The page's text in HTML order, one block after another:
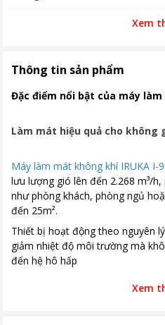
Cảm
Nơi sản xuất
Khoảng giá
Từ 2 -
Xem
Thông tin sản phẩm
Đặc điểm nổi bật của máy
Làm mát hiệu quả cho không
Máy làm mát không khí IRUKA I-
lưu lượng gió lên đến 2.268 m³/
như phòng khách, phòng ngủ
đến 25m².
Thiết bị hoạt động theo nguyên
giảm nhiệt độ môi trường mà
đến hệ hô hấp
Xem